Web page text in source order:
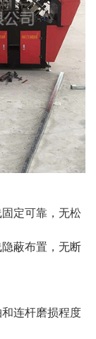
定可靠，无松
蔽布置，无断
连杆磨损程度